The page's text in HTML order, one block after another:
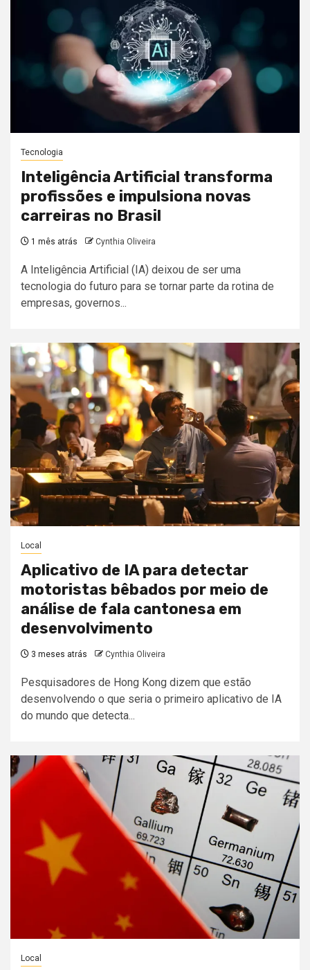
Tecnologia
Inteligência Artificial transforma
profissões e impulsiona novas
carreiras no Brasil
1 mês atrás Cynthia Oliveira
A Inteligência Artificial (IA) deixou de ser uma
tecnologia do futuro para se tornar parte da rotina de
empresas, governos...
Local
Aplicativo de IA para detectar
motoristas bêbados por meio de
análise de fala cantonesa em
desenvolvimento
3 meses atrás Cynthia Oliveira
Pesquisadores de Hong Kong dizem que estão
desenvolvendo o que seria o primeiro aplicativo de IA
do mundo que detecta...
Local